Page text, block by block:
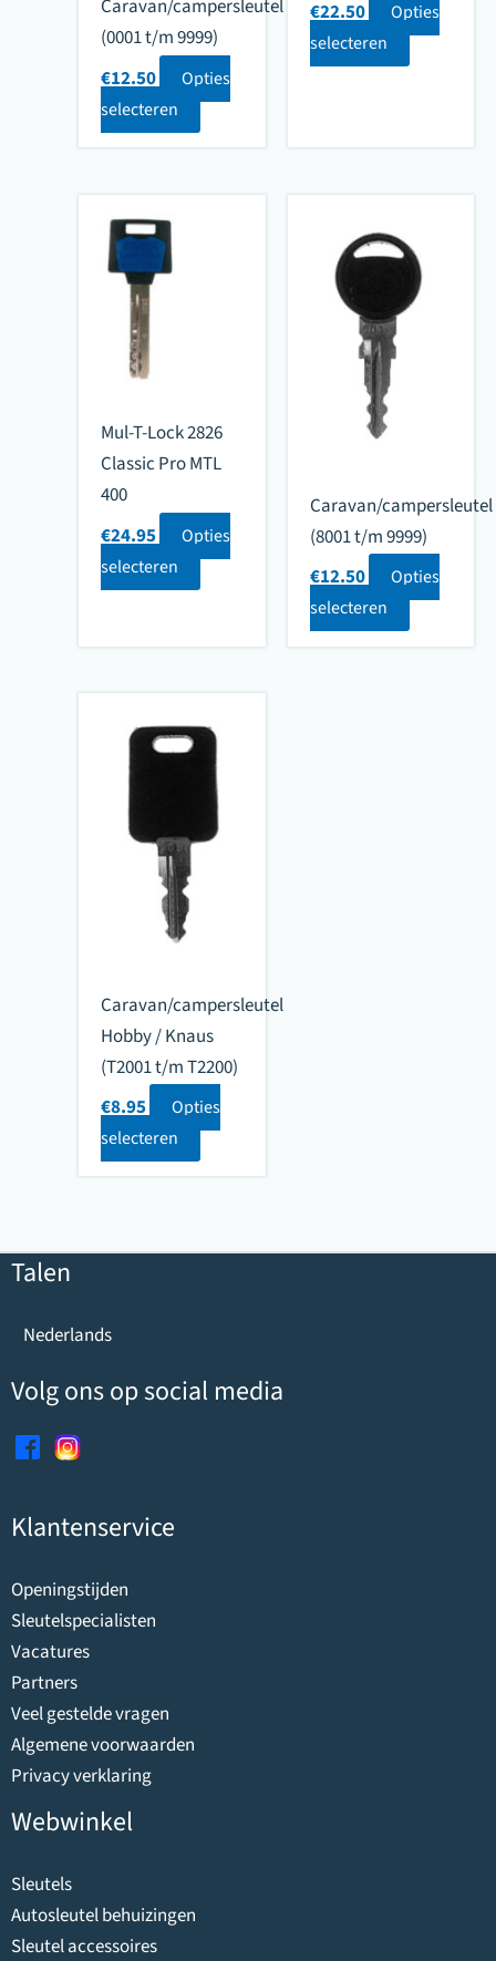
Caravan/campersleutel
(0001 t/m 9999)
€12.50
Opties
selecteren
€22.50
Opties
selecteren
Mul-T-Lock 2826
Classic Pro MTL
400
€24.95
Opties
selecteren
Caravan/campersleutel
(8001 t/m 9999)
€12.50
Opties
selecteren
Caravan/campersleutel
Hobby / Knaus
(T2001 t/m T2200)
€8.95
Opties
selecteren
Talen
Nederlands
Volg ons op social media
Klantenservice
Openingstijden
Sleutelspecialisten
Vacatures
Partners
Veel gestelde vragen
Algemene voorwaarden
Privacy verklaring
Webwinkel
Sleutels
Autosleutel behuizingen
Sleutel accessoires